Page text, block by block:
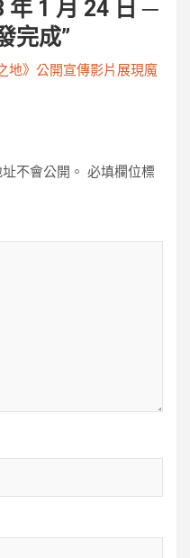
年 1 月 24 日 ─
完成”
地》公開宣傳影片展現魔
不會公開。 必填欄位標